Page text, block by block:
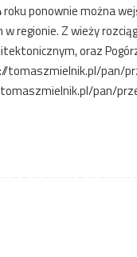
roku ponownie można
regionie. Z wieży
oraz
tomaszmielnik.pl/pan/
pan/